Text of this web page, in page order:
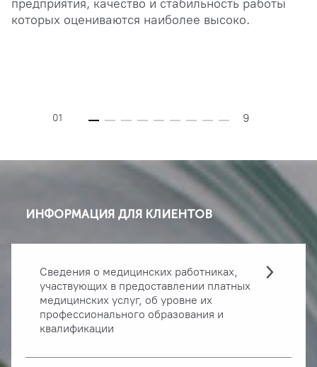
предприятия, качество и стабильность работы
которых оцениваются наиболее высоко.
01 9
ИНФОРМАЦИЯ ДЛЯ КЛИЕНТОВ
Сведения о медицинских работниках,
участвующих в предоставлении платных
медицинских услуг, об уровне их
профессионального образования и
квалификации